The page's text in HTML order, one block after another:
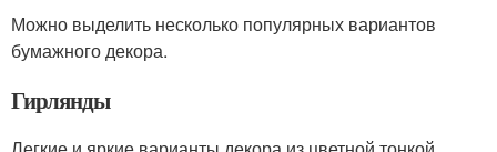
Можно выделить несколько популярных вариантов
бумажного декора.
Гирлянды